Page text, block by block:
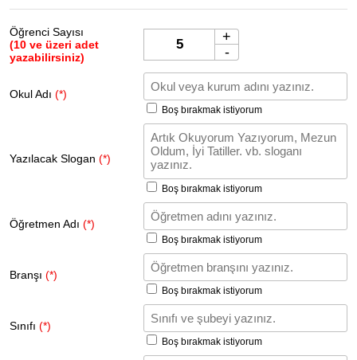
Öğrenci Sayısı
(10 ve üzeri adet
yazabilirsiniz)
+
-
Okul Adı (*)
Boş bırakmak istiyorum
Yazılacak Slogan (*)
Boş bırakmak istiyorum
Öğretmen Adı (*)
Boş bırakmak istiyorum
Branşı (*)
Boş bırakmak istiyorum
Sınıfı (*)
Boş bırakmak istiyorum